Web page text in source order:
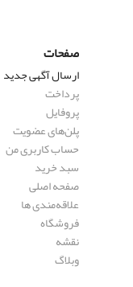
صفحات
ارسال آگهی جدید
پرداخت
پروفایل
پلن‌های عضویت
حساب کاربری من
سبد خرید
صفحه اصلی
علاقه‌مندی ها
فروشگاه
نقشه
وبلاگ